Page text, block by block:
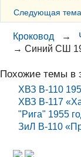
Следующая
Кроковод →
→Синий СШ
Похожие темы в
ХВЗ В-110
ХВЗ В-117
"Рига" 1955
ЗиЛ В-110